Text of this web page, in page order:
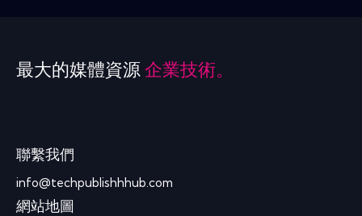
最大的媒體資源 企業技術。
聯繫我們
info@techpublishhhub.com
網站地圖